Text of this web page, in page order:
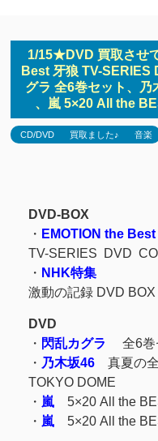
1/15★DVD 買取させ
Best 牙狼 TV-SERIES
グラ 全6巻セット、
、嵐 5×20 All the
CD/DVD 買取ました♪ 音楽
DVD-BOX
・ EMOTION the Best
TV-SERIES DVD
・ NHK特集
激動の記録 DVD BOX
DVD
・ 閃乱カグラ
全6巻
・ 乃木坂46 真夏の
TOKYO DOME
・ 嵐 5×20 All the
・ 嵐 5×20 All the